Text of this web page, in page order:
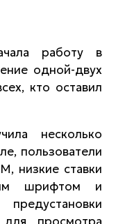
работу в
одной-двух
кто оставил
несколько
пользователи
низкие ставки
шрифтом и